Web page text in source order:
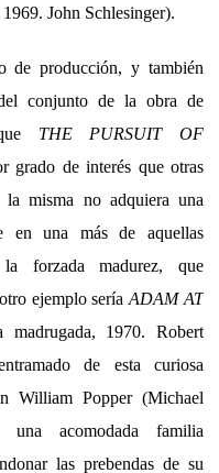
John Schlesinger).
de producción, y también
conjunto de la obra de
THE PURSUIT OF
grado de interés que otras
la misma no adquiera una
en una más de aquellas
forzada madurez, que
ejemplo seríaADAM AT
1970. Robert
de esta curiosa
William Popper (Michael
una acomodada familia
las prebendas de su